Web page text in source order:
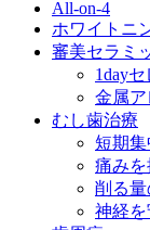
All-on-4
ホワイトニ
審美セラミ
1day
金属
むし歯治療
短期
痛み
削る
神経